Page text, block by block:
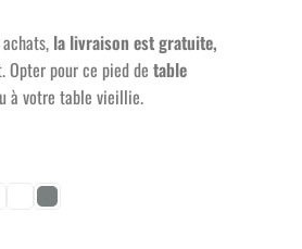
la livraison est gratuite,
Opter pour ce pied de table
à votre table vieillie.